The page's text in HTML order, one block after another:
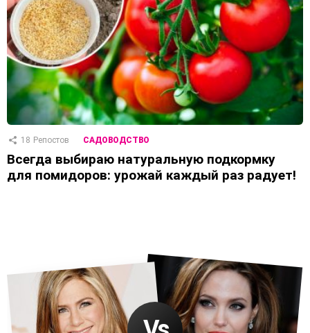
18 Репостов САДОВОДСТВО
Всегда выбираю натуральную подкормку
для помидоров: урожай каждый раз радует!